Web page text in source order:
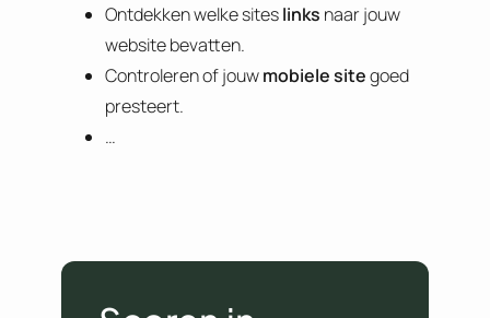
Ontdekken welke siteslinks naar jouw
website bevatten.
Controleren of jouwmobiele sitegoed
presteert.
…